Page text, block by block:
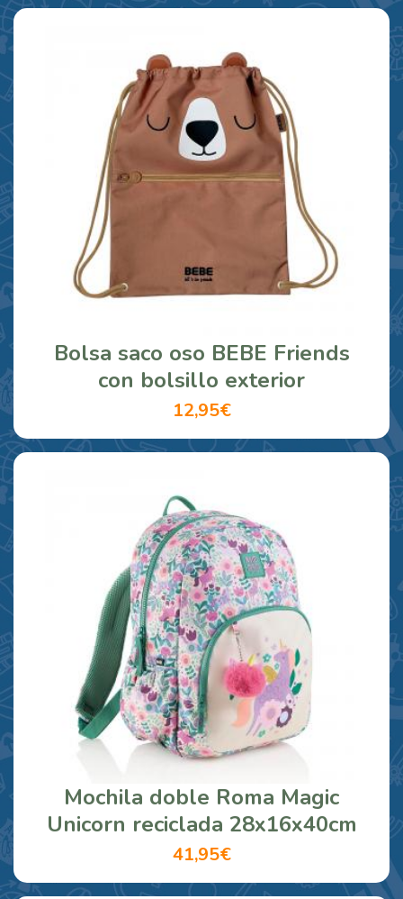
Bolsa saco oso BEBE Friends
con bolsillo exterior
12,95€
Mochila doble Roma Magic
Unicorn reciclada 28x16x40cm
41,95€